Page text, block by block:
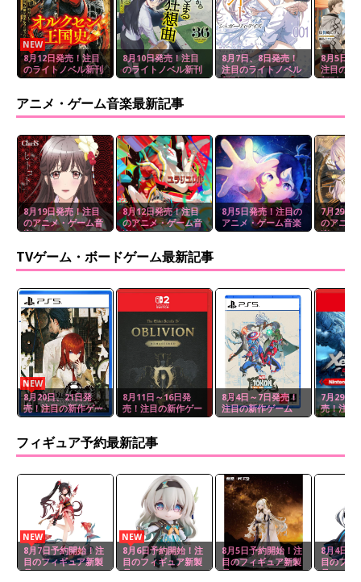
8月12日発売！注目
のライトノベル新刊
NEW
8月10日発売！注目
のライトノベル新刊
8月7日、8日発売！
注目のライトノベル
新刊
8月5日、
注目のラ
新刊
アニメ・ゲーム音楽最新記事
8月19日発売！注目
のアニメ・ゲーム音
楽
8月12日発売！注目
のアニメ・ゲーム音
楽
8月5日発売！注目の
アニメ・ゲーム音楽
7月29日
のアニメ
楽
TVゲーム・ボードゲーム最新記事
8月20日、21日発
売！注目の新作ゲー
ム
NEW
8月11日～16日発
売！注目の新作ゲー
ム
8月4日～7日発売！
注目の新作ゲーム
7月29日
売！注目
ム
フィギュア予約最新記事
8月7日予約開始！注
目のフィギュア新製
品
NEW
8月6日予約開始！注
目のフィギュア新製
品
NEW
8月5日予約開始！注
目のフィギュア新製
品
8月4日予
目のフィ
品